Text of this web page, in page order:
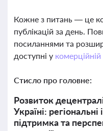
Кожне з питань — це
публікацій за день.
посиланнями та
доступні у
Стисло про головне:
Розвиток
Україні:
підтримка та